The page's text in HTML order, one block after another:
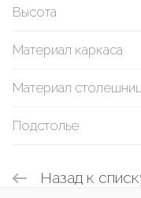
Высота
Материал каркаса
Материал
Подстолье
Назад к